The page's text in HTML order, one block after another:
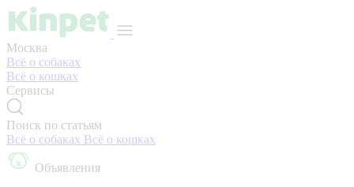
Москва
Всё о собаках
Всё о кошках
Сервисы
Поиск по статьям
Всё о собаках Всё о кошках
Объявления